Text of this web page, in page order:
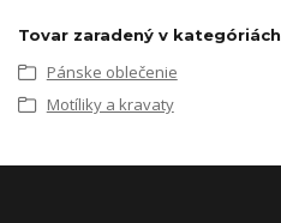
Tovar zaradený v kategóriách
Pánske oblečenie
Motíliky a kravaty